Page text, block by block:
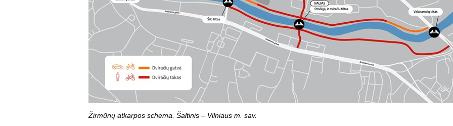
Žirmūnų atkarpos schema. Šaltinis – Vilniaus m. sav.